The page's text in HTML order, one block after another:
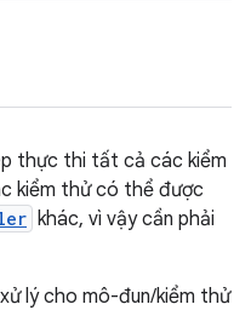
thực thi tất cả các kiểm
kiểm thử có thể được
khác, vì vậy cần phải
lý cho mô-đun/kiểm thử